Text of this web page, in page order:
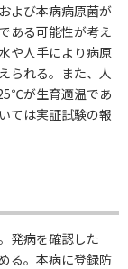
よび本病病原菌が
ある可能性が考え
や人手により病原
られる。また、人
が生育適温であ
ては実証試験の報
発病を確認した
る。本病に登録防